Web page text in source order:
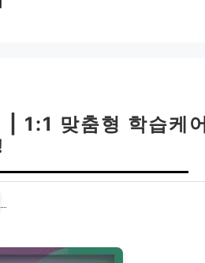
| 1:1 맞춤형 학습케어